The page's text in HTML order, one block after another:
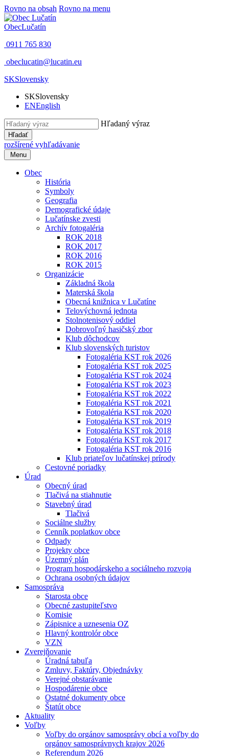
Rovno na obsah Rovno na menu
ObecLučatín
0911 765 830
obeclucatin@lucatin.eu
SKSlovensky
SKSlovensky
ENEnglish
Hľadaný výraz
Hľadať
rozšírené vyhľadávanie
Menu
Obec
História
Symboly
Geografia
Demografické údaje
Lučatínske zvesti
Archív fotogaléria
ROK 2018
ROK 2017
ROK 2016
ROK 2015
Organizácie
Základná škola
Materská škola
Obecná knižnica v Lučatíne
Telovýchovná jednota
Stolnotenisový oddiel
Dobrovoľný hasičský zbor
Klub dôchodcov
Klub slovenských turistov
Fotogaléria KST rok 2026
Fotogaléria KST rok 2025
Fotogaléria KST rok 2024
Fotogaléria KST rok 2023
Fotogaléria KST rok 2022
Fotogaléria KST rok 2021
Fotogaléria KST rok 2020
Fotogaléria KST rok 2019
Fotogaléria KST rok 2018
Fotogaléria KST rok 2017
Fotogaléria KST rok 2016
Klub priateľov lučatínskej prírody
Cestovné poriadky
Úrad
Obecný úrad
Tlačivá na stiahnutie
Stavebný úrad
Tlačivá
Sociálne služby
Cenník poplatkov obce
Odpady
Projekty obce
Územný plán
Program hospodárskeho a sociálneho rozvoja
Ochrana osobných údajov
Samospráva
Starosta obce
Obecné zastupiteľstvo
Komisie
Zápisnice a uznesenia OZ
Hlavný kontrolór obce
VZN
Zverejňovanie
Úradná tabuľa
Zmluvy, Faktúry, Objednávky
Verejné obstarávanie
Hospodárenie obce
Ostatné dokumenty obce
Štatút obce
Aktuality
Voľby
Voľby do orgánov samosprávy obcí a voľby do
orgánov samosprávnych krajov 2026
Referendum 2026